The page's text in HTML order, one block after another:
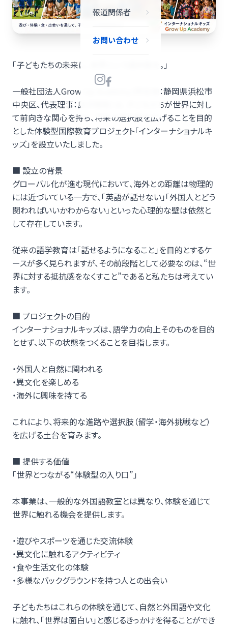
報道関係者
お問い合わせ
「子どもたちの未来に、世界という選択肢を。」
一般社団法人Grow Up Academy（所在地：静岡県浜松市
中央区、代表理事：島沢翔哉）は、子どもたちが世界に対し
て前向きな関心を持ち、将来の選択肢を広げることを目的
とした体験型国際教育プロジェクト「インターナショナルキ
ッズ」を設立いたしました。
■ 設立の背景
グローバル化が進む現代において、海外との距離は物理的
には近づいている一方で、「英語が話せない」「外国人とどう
関わればいいかわからない」といった心理的な壁は依然と
して存在しています。
従来の語学教育は「話せるようになること」を目的とするケ
ースが多く見られますが、その前段階として必要なのは、“世
界に対する抵抗感をなくすこと”であると私たちは考えてい
ます。
■ プロジェクトの目的
インターナショナルキッズは、語学力の向上そのものを目的
とせず、以下の状態をつくることを目指します。
・外国人と自然に関われる
・異文化を楽しめる
・海外に興味を持てる
これにより、将来的な進路や選択肢（留学・海外挑戦など）
を広げる土台を育みます。
■ 提供する価値
「世界とつながる“体験型の入り口”」
本事業は、一般的な外国語教室とは異なり、体験を通じて
世界に触れる機会を提供します。
・遊びやスポーツを通じた交流体験
・異文化に触れるアクティビティ
・食や生活文化の体験
・多様なバックグラウンドを持つ人との出会い
子どもたちはこれらの体験を通じて、自然と外国語や文化
に触れ、「世界は面白い」と感じるきっかけを得ることができ